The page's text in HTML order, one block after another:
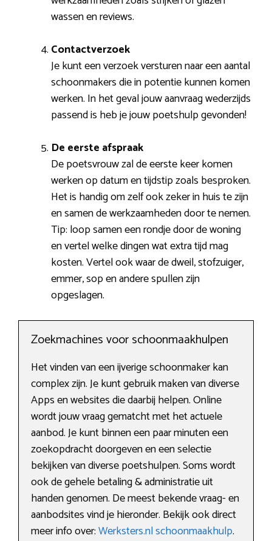
wassen en reviews.
Contactverzoek
Je kunt een verzoek versturen naar een aantal
schoonmakers die in potentie kunnen komen
werken. In het geval jouw aanvraag wederzijds
passend is heb je jouw poetshulp gevonden!
De eerste afspraak
De poetsvrouw zal de eerste keer komen
werken op datum en tijdstip zoals besproken.
Het is handig om zelf ook zeker in huis te zijn
en samen de werkzaamheden door te nemen.
Tip: loop samen een rondje door de woning
en vertel welke dingen wat extra tijd mag
kosten. Vertel ook waar de dweil, stofzuiger,
emmer, sop en andere spullen zijn
opgeslagen.
Zoekmachines voor schoonmaakhulpen
Het vinden van een ijverige schoonmaker kan
complex zijn. Je kunt gebruik maken van diverse
Apps en websites die daarbij helpen. Online
wordt jouw vraag gematcht met het actuele
aanbod. Je kunt binnen een paar minuten een
zoekopdracht doorgeven en een selectie
bekijken van diverse poetshulpen. Soms wordt
ook de gehele betaling & administratie uit
handen genomen. De meest bekende vraag- en
aanbodsites vind je hieronder. Bekijk ook direct
meer info over:Werksters.nl schoonmaakhulp.